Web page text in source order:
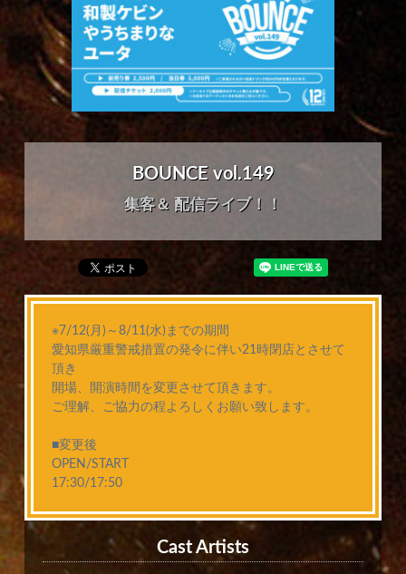
BOUNCE vol.149
集客＆ 配信ライブ！！
※7/12(月)～8/11(水)までの期間
愛知県厳重警戒措置の発令に伴い21時閉店とさせて
頂き
開場、開演時間を変更させて頂きます。
ご理解、ご協力の程よろしくお願い致します。
■変更後
OPEN/START
17:30/17:50
Cast Artists